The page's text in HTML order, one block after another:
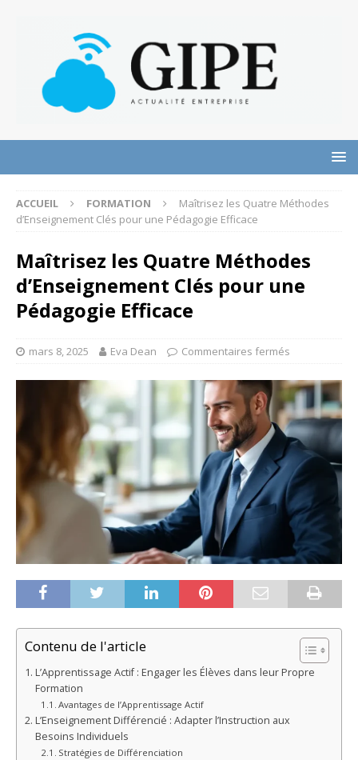
ACCUEIL FORMATION
Maîtrisez les Quatre Méthodes
d’Enseignement Clés pour une Pédagogie Efficace
Maîtrisez les Quatre Méthodes
d’Enseignement Clés pour une
Pédagogie Efficace
mars 8, 2025 Eva Dean Commentaires fermés
Contenu de l'article
L’Apprentissage Actif : Engager les Élèves dans leur Propre
Formation
Avantages de l’Apprentissage Actif
L’Enseignement Différencié : Adapter l’Instruction aux
Besoins Individuels
Stratégies de Différenciation